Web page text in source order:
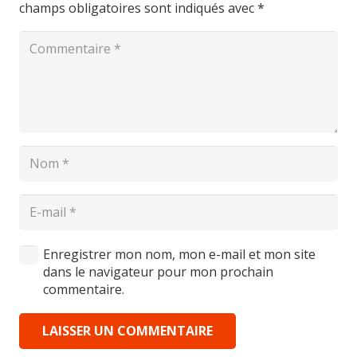
champs obligatoires sont indiqués avec*
Enregistrer mon nom, mon e-mail et mon site
dans le navigateur pour mon prochain
commentaire.
LAISSER UN COMMENTAIRE